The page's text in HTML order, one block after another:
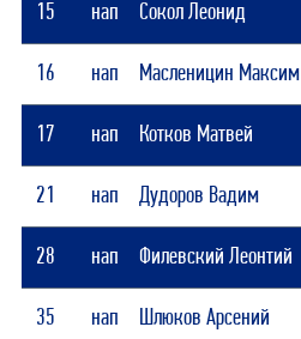
15 нап Сокол Леонид
16 нап Масленицин Максим
17 нап Котков Матвей
21 нап Дудоров Вадим
28 нап Филевский Леонтий
35 нап Шлюков Арсений